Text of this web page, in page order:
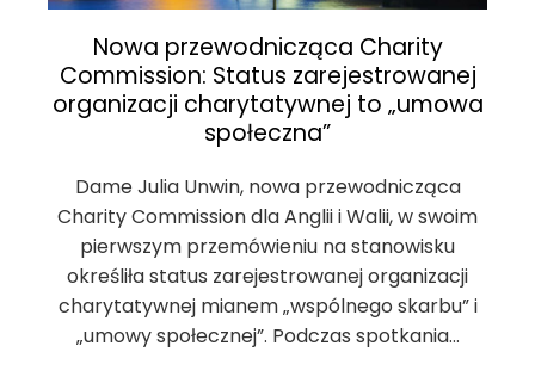
Nowa przewodnicząca Charity
Commission: Status zarejestrowanej
organizacji charytatywnej to „umowa
społeczna”
Dame Julia Unwin, nowa przewodnicząca
Charity Commission dla Anglii i Walii, w swoim
pierwszym przemówieniu na stanowisku
określiła status zarejestrowanej organizacji
charytatywnej mianem „wspólnego skarbu” i
„umowy społecznej”. Podczas spotkania…